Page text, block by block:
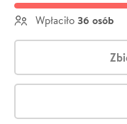
Wpłaciło 36 osób